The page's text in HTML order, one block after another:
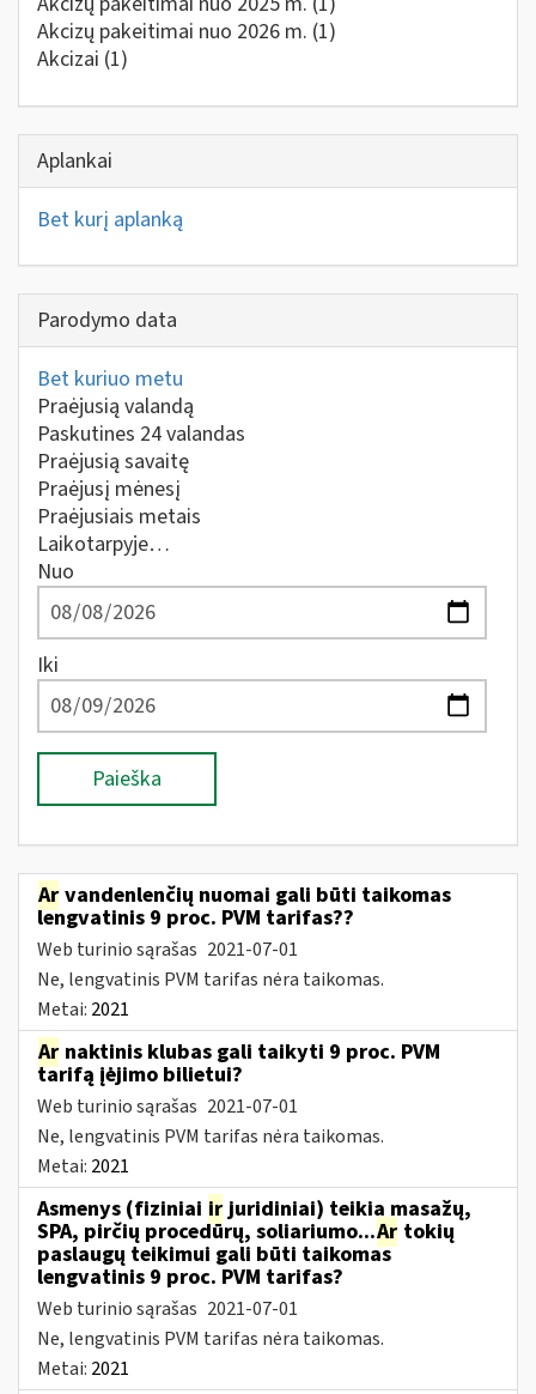
Akcizų pakeitimai nuo 2026 m. (1)
Akcizai (1)
Aplankai
Bet kurį aplanką
Parodymo data
Bet kuriuo metu
Praėjusią valandą
Paskutines 24 valandas
Praėjusią savaitę
Praėjusį mėnesį
Praėjusiais metais
Laikotarpyje…
Nuo
Iki
Paieška
Ar vandenlenčių nuomai gali būti taikomas
lengvatinis 9 proc. PVM tarifas??
Web turinio sąrašas 2021-07-01
Ne, lengvatinis PVM tarifas nėra taikomas.
Metai: 2021
Ar naktinis klubas gali taikyti 9 proc. PVM
tarifą įėjimo bilietui?
Web turinio sąrašas 2021-07-01
Ne, lengvatinis PVM tarifas nėra taikomas.
Metai: 2021
Asmenys (fiziniai irjuridiniai) teikia masažų,
SPA, pirčių procedūrų, soliariumo...Ar tokių
paslaugų teikimui gali būti taikomas
lengvatinis 9 proc. PVM tarifas?
Web turinio sąrašas 2021-07-01
Ne, lengvatinis PVM tarifas nėra taikomas.
Metai: 2021